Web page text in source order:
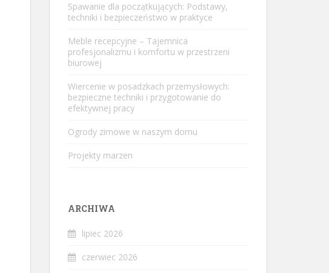
Spawanie dla początkujących: Podstawy,
techniki i bezpieczeństwo w praktyce
Meble recepcyjne – Tajemnica
profesjonalizmu i komfortu w przestrzeni
biurowej
Wiercenie w posadzkach przemysłowych:
bezpieczne techniki i przygotowanie do
efektywnej pracy
Ogrody zimowe w naszym domu
Projekty marzen
ARCHIWA
lipiec 2026
czerwiec 2026